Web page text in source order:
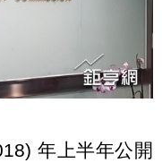
年上半年公開